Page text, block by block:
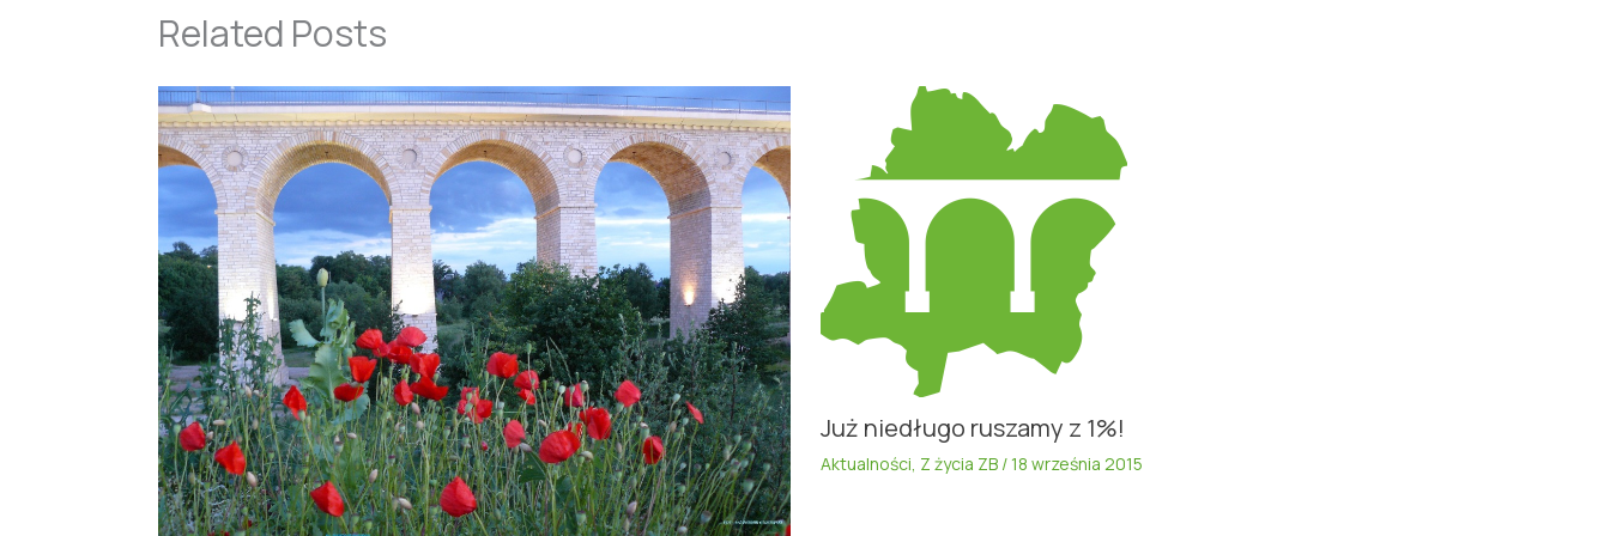
Related Posts
Już niedługo ruszamy z 1%!
Aktualności, Z życia ZB/18 września 2015